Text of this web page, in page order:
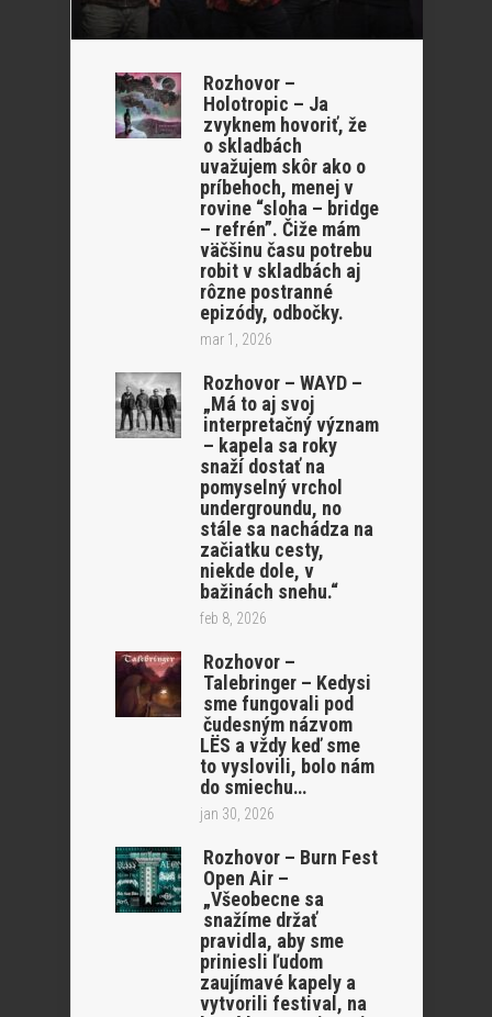
Rozhovor –
Holotropic – Ja
zvyknem hovoriť, že
o skladbách
uvažujem skôr ako o
príbehoch, menej v
rovine “sloha – bridge
– refrén”. Čiže mám
väčšinu času potrebu
robit v skladbách aj
rôzne postranné
epizódy, odbočky.
mar 1, 2026
Rozhovor – WAYD –
„Má to aj svoj
interpretačný význam
– kapela sa roky
snaží dostať na
pomyselný vrchol
undergroundu, no
stále sa nachádza na
začiatku cesty,
niekde dole, v
bažinách snehu.“
feb 8, 2026
Rozhovor –
Talebringer – Kedysi
sme fungovali pod
čudesným názvom
LËS a vždy keď sme
to vyslovili, bolo nám
do smiechu…
jan 30, 2026
Rozhovor – Burn Fest
Open Air –
„Všeobecne sa
snažíme držať
pravidla, aby sme
priniesli ľudom
zaujímavé kapely a
vytvorili festival, na